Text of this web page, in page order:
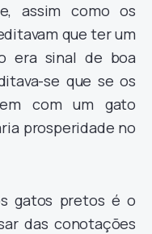
assim como os
que ter um
era sinal de boa
se que se os
com um gato
prosperidade no
gatos pretos é o
das conotações